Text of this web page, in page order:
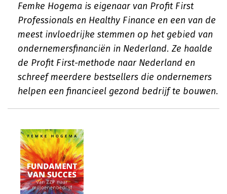
Femke Hogema is eigenaar van Profit First
Professionals en Healthy Finance en een van de
meest invloedrijke stemmen op het gebied van
ondernemersfinanciën in Nederland. Ze haalde
de Profit First-methode naar Nederland en
schreef meerdere bestsellers die ondernemers
helpen een financieel gezond bedrijf te bouwen.